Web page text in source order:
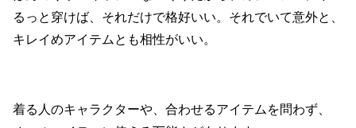
るっと穿けば、それだけで格好いい。それでいて意外と、
キレイめアイテムとも相性がいい。
着る人のキャラクターや、合わせるアイテムを問わず、